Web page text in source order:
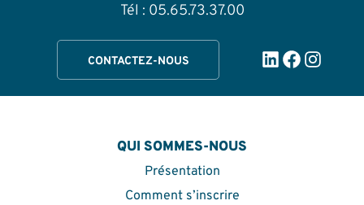
Tél : 05.65.73.37.00
CONTACTEZ-NOUS LinkedIn
Facebook
QUI SOMMES-NOUS
Présentation
Comment s’inscrire